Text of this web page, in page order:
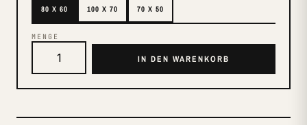
80 X 60 100 X 70 70 X 50
MENGE
IN DEN WARENKORB